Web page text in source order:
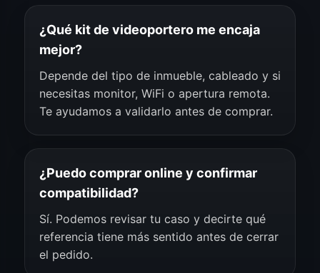
¿Qué kit de videoportero me encaja
mejor?
Depende del tipo de inmueble, cableado y si
necesitas monitor, WiFi o apertura remota.
Te ayudamos a validarlo antes de comprar.
¿Puedo comprar online y confirmar
compatibilidad?
Sí. Podemos revisar tu caso y decirte qué
referencia tiene más sentido antes de cerrar
el pedido.